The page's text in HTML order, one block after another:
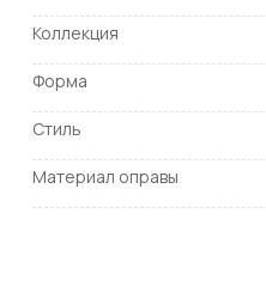
Коллекция
Форма
Стиль
Материал оправы